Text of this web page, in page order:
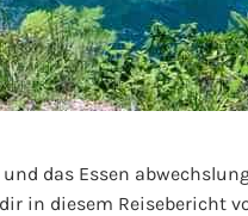
das Essen
in diesem Reisebericht